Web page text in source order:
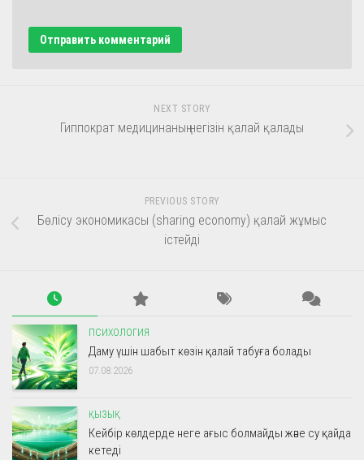
NEXT STORY
Гиппократ медицинаның негізін қалай қалады
PREVIOUS STORY
Бөлісу экономикасы (sharing economy) қалай жұмыс
істейді
ПСИХОЛОГИЯ
Даму үшін шабыт көзін қалай табуға болады
07.08.2026
ҚЫЗЫҚ
Кейбір көлдерде неге ағыс болмайды және су қайда
кетеді